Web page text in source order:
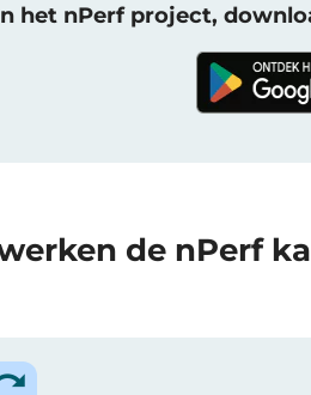
het nPerf project,
de nPerf